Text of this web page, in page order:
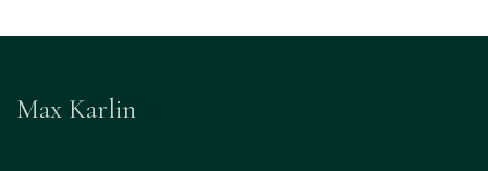
Max Karlin